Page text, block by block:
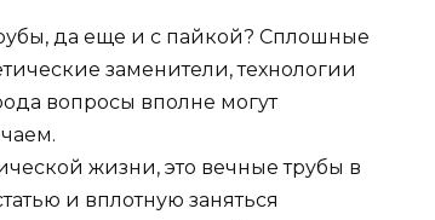
да еще и с пайкой? Сплошные
заменители, технологии
вопросы вполне могут
жизни, это вечные трубы в
и вплотную заняться